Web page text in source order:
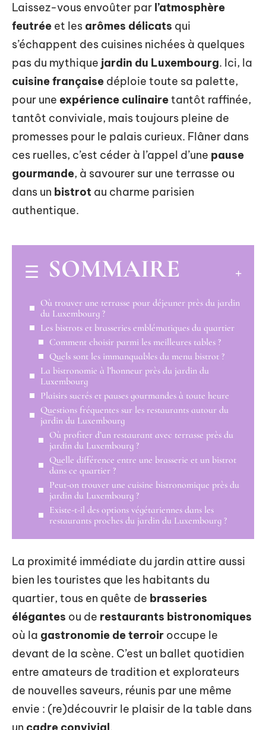
Laissez-vous envoûter par l’atmosphère
feutrée et les arômes délicats qui
s’échappent des cuisines nichées à quelques
pas du mythique jardin du Luxembourg. Ici, la
cuisine française déploie toute sa palette,
pour une expérience culinairetantôt raffinée,
tantôt conviviale, mais toujours pleine de
promesses pour le palais curieux. Flâner dans
ces ruelles, c’est céder à l’appel d’une pause
gourmande, à savourer sur une terrasse ou
dans un bistrot au charme parisien
authentique.
SOMMAIRE
Où trouver une terrasse pour déjeuner près du jardin
du Luxembourg ?
Les bistrots et brasseries emblématiques du quartier
Comment choisir parmi les meilleures tables ?
Quels sont les immanquables du menu bistrot ?
La bistronomie à l’honneur près du jardin du
Luxembourg
Plaisirs sucrés et pauses gourmandes à toute heure
Questions fréquentes sur les restaurants autour du
jardin du Luxembourg
Où profiter d’un restaurant avec terrasse près du
jardin du Luxembourg ?
Quelle différence entre une brasserie et un bistrot
dans ce quartier ?
Peut-on trouver une cuisine bistronomique près du
jardin du Luxembourg ?
Existe-t-il des options végétariennes dans les
restaurants proches du jardin du Luxembourg ?
La proximité immédiate du jardin attire aussi
bien les touristes que les habitants du
quartier, tous en quête de brasseries
élégantes ou de restaurants bistronomiques
où la gastronomie de terroir occupe le
devant de la scène. C’est un ballet quotidien
entre amateurs de tradition et explorateurs
de nouvelles saveurs, réunis par une même
envie : (re)découvrir le plaisir de la table dans